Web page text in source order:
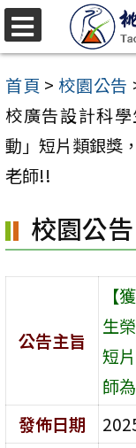
跳
至
主
要
內
容
首頁 > 校園公告
校廣告設計科
動」短片類銀獎
老師!!
校園公告
公告主旨
【
生
短
師
發佈日期
選
單